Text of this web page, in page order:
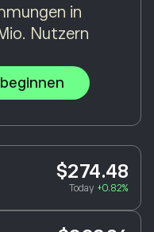
in
Nutzern
$274.48
Today +0.82%